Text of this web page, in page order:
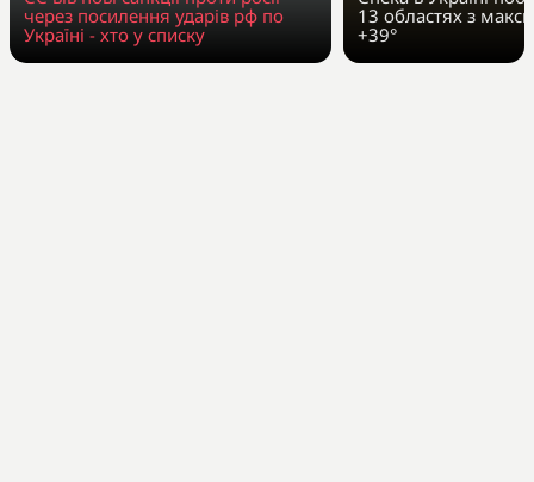
через посилення ударів рф по
Україні - хто у списку
13 областях з
+39°